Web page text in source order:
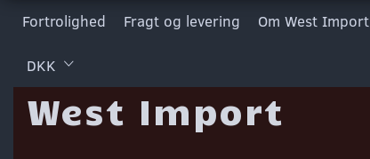
Fortrolighed Fragt og levering Om West Import
DKK
West Import